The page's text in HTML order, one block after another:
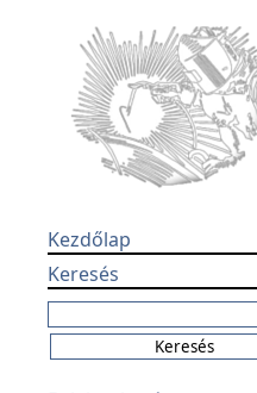
Kezdőlap
Keresés